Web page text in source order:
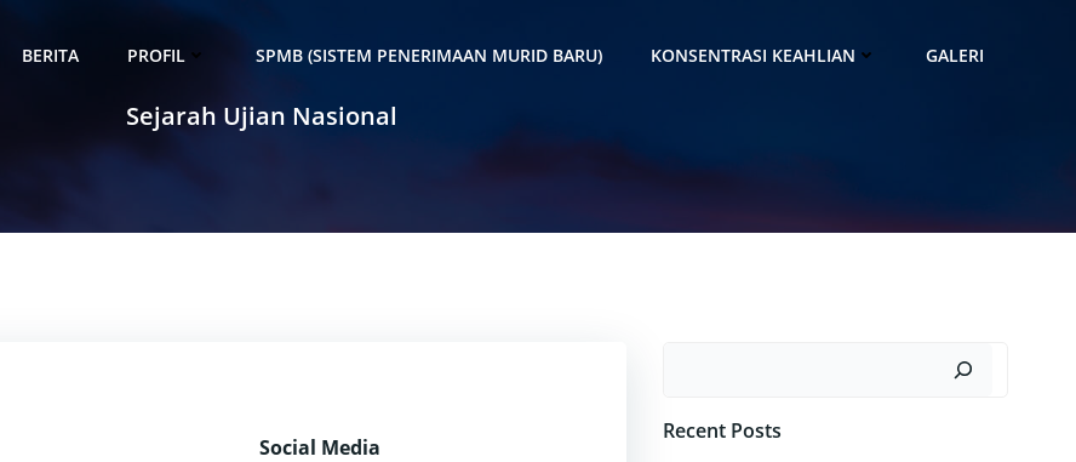
BERITA PROFIL SPMB (SISTEM PENERIMAAN MURID BARU) KONSENTRASI KEAHLIAN GALERI
Sejarah Ujian Nasional
Social Media
Recent Posts